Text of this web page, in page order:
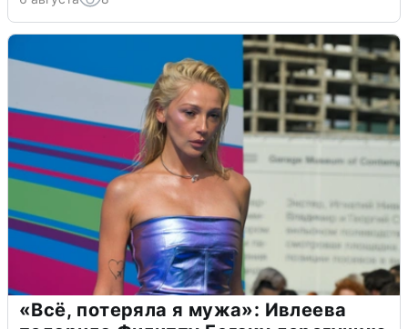
«Всё, потеряла я мужа»: Ивлеева